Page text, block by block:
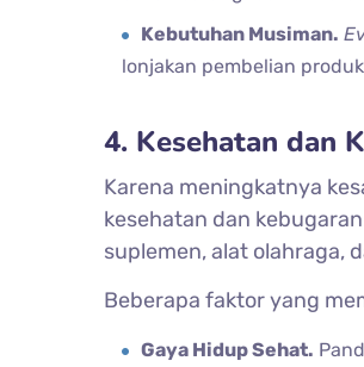
Kebutuhan Musiman.
lonjakan pembelian
4. Kesehatan dan
Karena meningkatnya
kesehatan dan
suplemen, alat olahraga,
Beberapa faktor yang
Gaya Hidup Sehat.